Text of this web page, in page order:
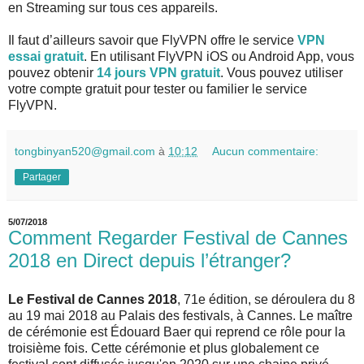
en Streaming sur tous ces appareils.
Il faut d’ailleurs savoir que FlyVPN offre le service VPN
essai gratuit. En utilisant FlyVPN iOS ou Android App, vous
pouvez obtenir 14 jours VPN gratuit. Vous pouvez utiliser
votre compte gratuit pour tester ou familier le service
FlyVPN.
tongbinyan520@gmail.com à 10:12 Aucun commentaire:
Partager
5/07/2018
Comment Regarder Festival de Cannes
2018 en Direct depuis l’étranger?
Le Festival de Cannes 2018, 71e édition, se déroulera du 8
au 19 mai 2018 au Palais des festivals, à Cannes. Le maître
de cérémonie est Édouard Baer qui reprend ce rôle pour la
troisième fois. Cette cérémonie et plus globalement ce